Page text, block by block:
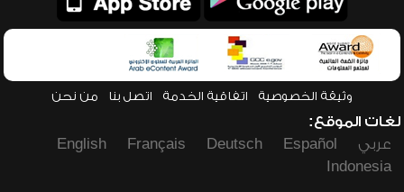
وثيقة الخصوصية اتفاقية الخدمة اتصل بنا من نحن
لغات الموقع:
عربي
Español
Deutsch
Français
English
Indonesia